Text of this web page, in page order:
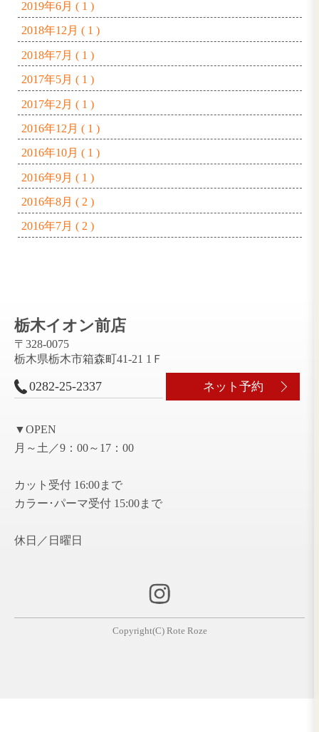
2025年7月 ( 1 )
2025年4月 ( 1 )
2025年2月 ( 1 )
2024年11月 ( 2 )
2024年7月 ( 1 )
2023年7月 ( 1 )
2023年1月 ( 1 )
2020年9月 ( 1 )
2019年11月 ( 1 )
2019年10月 ( 1 )
2019年6月 ( 1 )
2018年12月 ( 1 )
2017年5月 ( 1 )